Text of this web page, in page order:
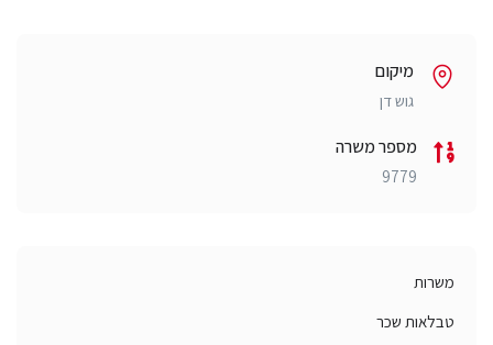
מיקום
גוש דן
מספר משרה
9779
משרות
טבלאות שכר